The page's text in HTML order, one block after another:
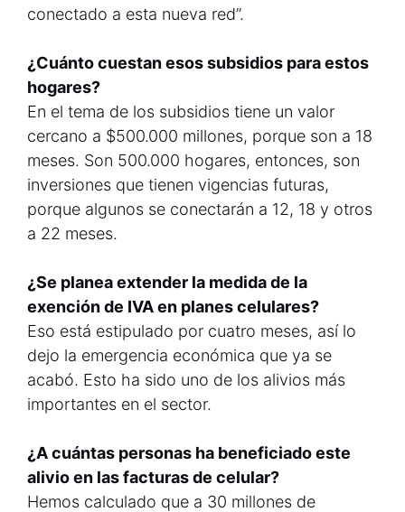
conectado a esta nueva red”.
¿Cuánto cuestan esos subsidios para estos
hogares?
En el tema de los subsidios tiene un valor
cercano a $500.000 millones, porque son a 18
meses. Son 500.000 hogares, entonces, son
inversiones que tienen vigencias futuras,
porque algunos se conectarán a 12, 18 y otros
a 22 meses.
¿Se planea extender la medida de la
exención de IVA en planes celulares?
Eso está estipulado por cuatro meses, así lo
dejo la emergencia económica que ya se
acabó. Esto ha sido uno de los alivios más
importantes en el sector.
¿A cuántas personas ha beneficiado este
alivio en las facturas de celular?
Hemos calculado que a 30 millones de